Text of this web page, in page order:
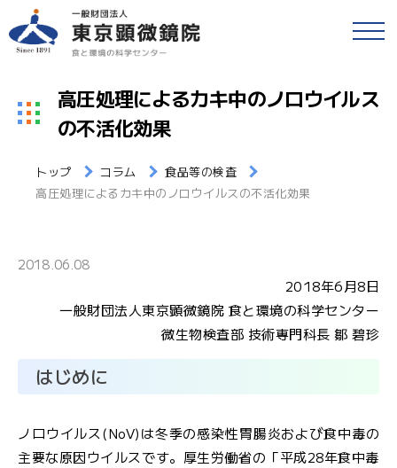
各種検査・サービス
戻る
食品等の検査
検便(腸内細菌検査)
各種検査窓口のご案内
研修・セミナー
JFS規格の監査・取得支援
財団情報
公益事業
高圧処理によるカキ中のノロウイルス
の不活化効果
トップ コラム
食品等の検査
高圧処理によるカキ中のノロウイルスの不活化効果
2018.06.08
2018年6月8日
一般財団法人東京顕微鏡院 食と環境の科学センター
微生物検査部 技術専門科長 鄒 碧珍
はじめに
ノロウイルス(NoV)は冬季の感染性胃腸炎および食中毒の
主要な原因ウイルスです。厚生労働省の「平成28年食中毒